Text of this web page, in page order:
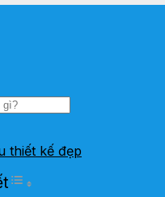
thiết kế đẹp
Toggle Table of Content